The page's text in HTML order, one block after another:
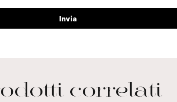
correlati